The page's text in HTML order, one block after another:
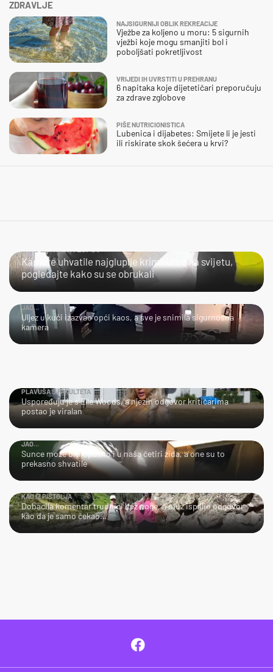
ZDRAVLJE
NAJSIGURNIJI OBLIK REKREACIJE
Vježbe za koljeno u moru: 5 sigurnih
vježbi koje mogu smanjiti bol i
poboljšati pokretljivost
VRIJEDI IH UVRSTITI U PREHRANU
6 napitaka koje dijetetičari preporučuju
za zdrave zglobove
PIŠE NUTRICIONISTICA
Lubenica i dijabetes: Smijete li je jesti
ili riskirate skok šećera u krvi?
Kamere uhvatile najgluplje kriminalce na svijetu,
pogledajte kako su se obrukali
JAO...
Uljez u kući izazvao opći kaos, a sve je snimila sigurnosna
kamera
PLAVUŠA S FAKULTETA
Uspoređuju je s Elle Woods, a njezin odgovor kritičarima
postao je viralan
JAO...
Sunce može biti opasno i u naša četiri zida, a one su to
prekasno shvatile
KAO IZ PIŠTOLJA
Dobacila komentar trudnici bez noge, a muž ispalio odgovor
kao da je samo čekao…